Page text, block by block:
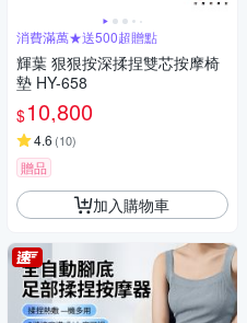
消費滿萬★送500超贈點
輝葉 狠狠按深揉捏雙芯按摩椅
墊 HY-658
$10,800
4.6 (10)
贈品
加入購物車